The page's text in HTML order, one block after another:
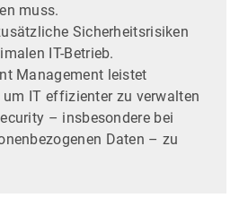
muss.
Sicherheitsrisiken
IT-Betrieb.
Management leistet
IT effizienter zu verwalten
– insbesondere bei
Daten – zu